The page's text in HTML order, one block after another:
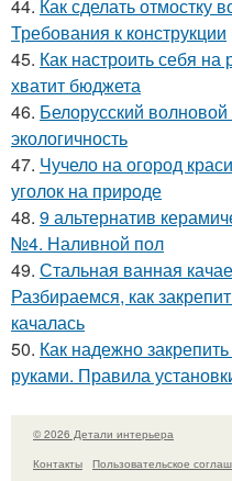
44. Как сделать отмостку
Требования к конструкции
45. Как настроить себя
хватит бюджета
46. Белорусский
экологичность
47. Чучело на огород
уголок на природе
48. 9 альтернатив
№4. Наливной пол
49. Стальная ванная
Разбираемся, как
качалась
50. Как надежно
руками. Правила
© 2026 Детали интерьера
Контакты
Пользовательское